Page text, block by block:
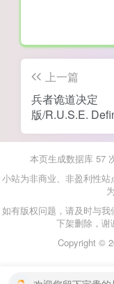
上一篇
兵者诡道决定
版/R.U.S.E.
Edition
本页生成数据库 57
小站为非商业、非盈利性
如有版权问题，请及时与
下架删除，谢
Copyright ©